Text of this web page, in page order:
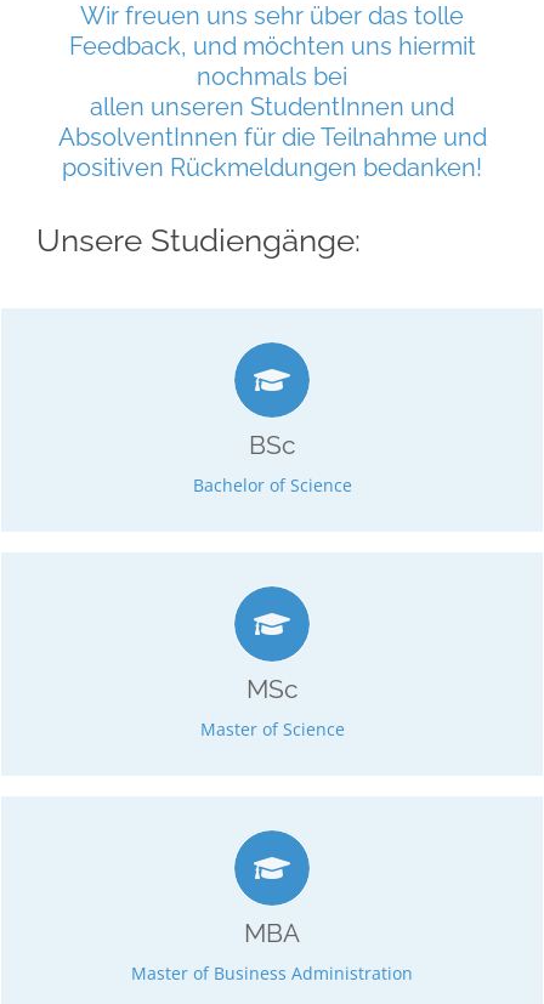
Wir freuen uns sehr über das tolle
Feedback, und möchten uns hiermit
nochmals bei
allen unseren StudentInnen und
AbsolventInnen für die Teilnahme und
positiven Rückmeldungen bedanken!
Unsere Studiengänge:
BSc
Bachelor of Science
Business & Management
180 ECTS
6 Semester
mind. 21 Monate / max. 7 Jahre
MSc
Master of Science
3 Spezifikationen
120 ECTS
4 Semester
mind. 14 Monate / max. 7 Jahre
MBA
Master of Business Administration
20 Spezifikationen
120 ECTS
4 Semester
mind. 14 Monate / max. 7 Jahre